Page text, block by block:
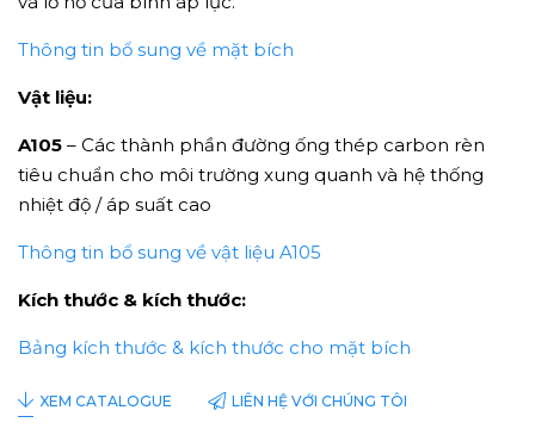
Thông tin bổ sung về mặt bích
Vật liệu:
A105 – Các thành phần đường ống thép carbon rèn
tiêu chuẩn cho môi trường xung quanh và hệ thống
nhiệt độ / áp suất cao
Thông tin bổ sung về vật liệu A105
Kích thước & kích thước:
Bảng kích thước & kích thước cho mặt bích
XEM CATALOGUE LIÊN HỆ VỚI CHÚNG TÔI